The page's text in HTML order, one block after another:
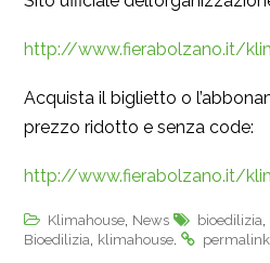
http://www.fierabolzano.it/
Acquista il biglietto o
prezzo ridotto e senza code:
http://www.fierabolzano.it/
Klimahouse News bioedilizia
Bioedilizia klimahouse permalink